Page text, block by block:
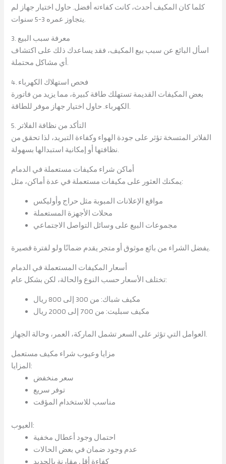
كلما كان المكيف أحدث، كانت كفاءته أفضل. حاول اختيار جهاز لم
يتجاوز عمره 3-5 سنوات.
3. معرفة سبب البيع
اسأل البائع عن سبب بيع المكيف، فقد يساعدك ذلك على اكتشاف
أي مشاكل محتملة.
4. فحص استهلاك الكهرباء
بعض المكيفات القديمة تستهلك طاقة كبيرة، مما يزيد من فاتورة
الكهرباء. حاول اختيار جهاز موفر للطاقة.
5. التأكد من نظافة الفلاتر
الفلاتر المتسخة تؤثر على جودة الهواء وكفاءة التبريد، لذا تحقق من
نظافتها أو إمكانية استبدالها بسهولة.
أماكن شراء مكيفات مستعملة في الدمام
يمكنك العثور على مكيفات مستعملة في عدة أماكن، مثل:
مواقع الإعلانات المبوبة مثل حراج وأوليكس
محلات الأجهزة المستعملة
مجموعات البيع على وسائل التواصل الاجتماعي
يفضل الشراء من بائع موثوق أو متجر يقدم ضمانًا ولو لفترة قصيرة.
أسعار المكيفات المستعملة في الدمام
تختلف الأسعار حسب النوع والحالة، لكن بشكل عام:
مكيف شباك: من 300 إلى 800 ريال
مكيف سبليت: من 700 إلى 2000 ريال
العوامل التي تؤثر على السعر تشمل الماركة، العمر، وحالة الجهاز.
مزايا وعيوب شراء مكيف مستعمل
المزايا:
سعر منخفض
توفر سريع
مناسب للاستخدام المؤقت
العيوب:
احتمال وجود أعطال مخفية
عدم وجود ضمان في بعض الحالات
كفاءة أقل مقارنة بالجديد